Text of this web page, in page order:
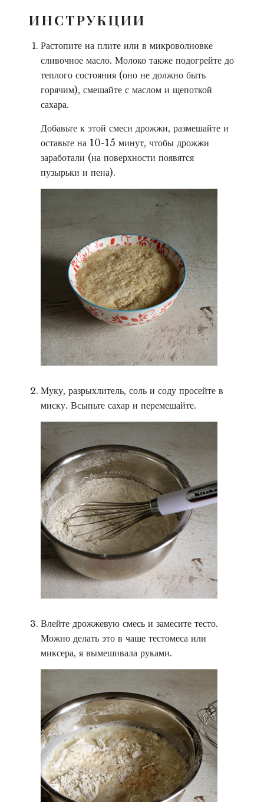
ИНСТРУКЦИИ
Растопите на плите или в микроволновке
сливочное масло. Молоко также подогрейте до
теплого состояния (оно не должно быть
горячим), смешайте с маслом и щепоткой
сахара.
Добавьте к этой смеси дрожжи, размешайте и
оставьте на 10-15 минут, чтобы дрожжи
заработали (на поверхности появятся
пузырьки и пена).
Муку, разрыхлитель, соль и соду просейте в
миску. Всыпьте сахар и перемешайте.
Влейте дрожжевую смесь и замесите тесто.
Можно делать это в чаше тестомеса или
миксера, я вымешивала руками.